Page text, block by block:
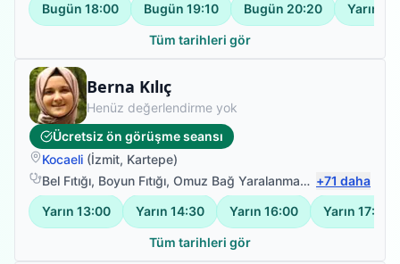
Bugün 18:00 Bugün 19:10 Bugün 20:20 Yarın
Tüm tarihleri gör
Berna Kılıç
Fizyoterapist
Henüz değerlendirme yok
Ücretsiz ön görüşme seansı
Kocaeli (İzmit, Kartepe)
Bel Fıtığı, Boyun Fıtığı, Omuz Bağ Yaralanması Protez
+71 daha
Yarın 13:00 Yarın 14:30 Yarın 16:00 Yarın 17:30
Tüm tarihleri gör